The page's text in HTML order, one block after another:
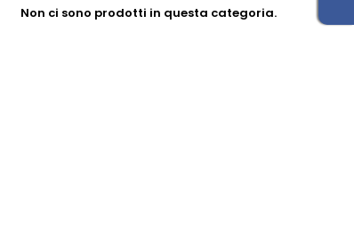
Non ci sono prodotti in questa categoria.